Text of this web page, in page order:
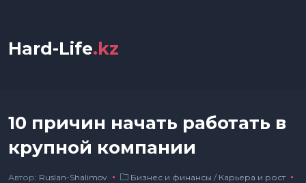
Hard-Life.kz
10 причин начать работать в
крупной компании
Автор: Ruslan-Shalimov Бизнес и финансы / Карьера и рост